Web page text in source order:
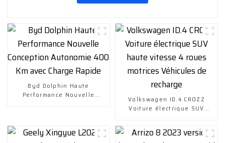
Byd Dolphin Haute
Performance Nouvelle
Volkswagen ID.4 CROZZ
Voiture électrique SUV
recharge